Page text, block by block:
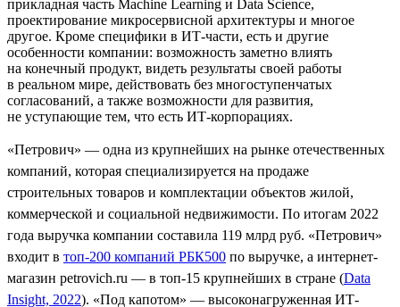
прикладная часть Machine Learning и Data Science,
проектирование микросервисной архитектуры и многое
другое. Кроме специфики в ИТ-части, есть и другие
особенности компании: возможность заметно влиять
на конечный продукт, видеть результаты своей работы
в реальном мире, действовать без многоступенчатых
согласований, а также возможности для развития,
не уступающие тем, что есть ИТ-корпорациях.
«Петрович» — одна из крупнейших на рынке отечественных
компаний, которая специализируется на продаже
строительных товаров и комплектации объектов жилой,
коммерческой и социальной недвижимости. По итогам 2022
года выручка компании составила 119 млрд руб. «Петрович»
входит в топ-200 компаний РБК500 по выручке, а интернет-
магазин petrovich.ru — в топ-15 крупнейших в стране (Data
Insight, 2022). «Под капотом» — высоконагруженная ИТ-